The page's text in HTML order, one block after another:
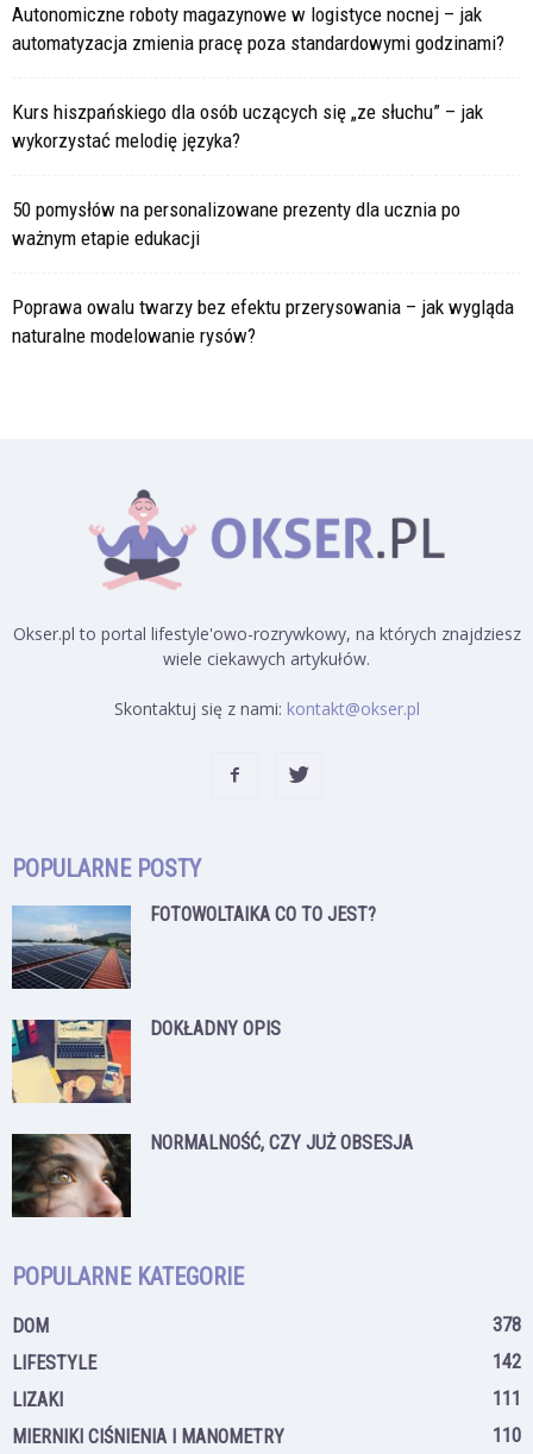
Autonomiczne roboty magazynowe w logistyce nocnej – jak
automatyzacja zmienia pracę poza standardowymi godzinami?
Kurs hiszpańskiego dla osób uczących się „ze słuchu” – jak
wykorzystać melodię języka?
50 pomysłów na personalizowane prezenty dla ucznia po
ważnym etapie edukacji
Poprawa owalu twarzy bez efektu przerysowania – jak wygląda
naturalne modelowanie rysów?
Okser.pl to portal lifestyle'owo-rozrywkowy, na których znajdziesz
wiele ciekawych artykułów.
Skontaktuj się z nami: kontakt@okser.pl
POPULARNE POSTY
FOTOWOLTAIKA CO TO JEST?
DOKŁADNY OPIS
NORMALNOŚĆ, CZY JUŻ OBSESJA
POPULARNE KATEGORIE
DOM
378
LIFESTYLE
142
LIZAKI
111
MIERNIKI CIŚNIENIA I MANOMETRY
110